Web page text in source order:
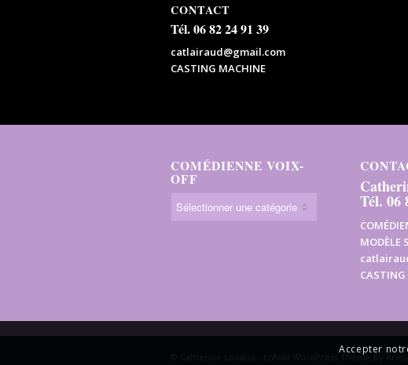
CONTACT
Tél. 06 82 24 91 39
catlairaud@gmail.com
CASTING MACHINE
COMÉDIENNE VOIX-
OFF
Tél. 06
MODÈLE
© Catherine Lairaud - Enfold WordPress Theme by Kriesi
Accepter